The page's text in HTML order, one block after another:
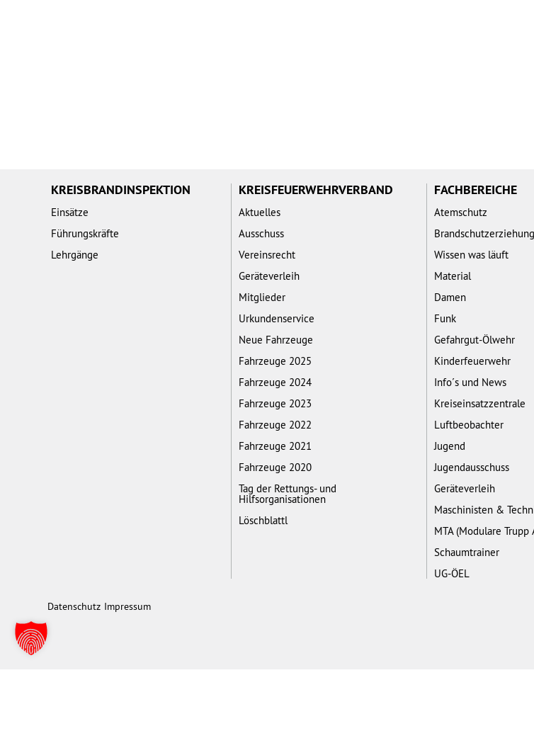
KREISBRANDINSPEKTION
Einsätze
Führungskräfte
Lehrgänge
KREISFEUERWEHRVERBAND
Aktuelles
Ausschuss
Vereinsrecht
Geräteverleih
Mitglieder
Urkundenservice
Neue Fahrzeuge
Fahrzeuge 2025
Fahrzeuge 2024
Fahrzeuge 2023
Fahrzeuge 2022
Fahrzeuge 2021
Fahrzeuge 2020
Tag der Rettungs- und
Hilfsorganisationen
Löschblattl
FACHBEREICHE
Atemschutz
Brandschutzerziehung
Wissen was läuft
Material
Damen
Funk
Gefahrgut-Ölwehr
Kinderfeuerwehr
Info´s und News
Kreiseinsatzzentrale
Luftbeobachter
Jugend
Jugendausschuss
Geräteverleih
Maschinisten &
MTA (Modulare Trupp
Schaumtrainer
UG-ÖEL
Datenschutz Impressum